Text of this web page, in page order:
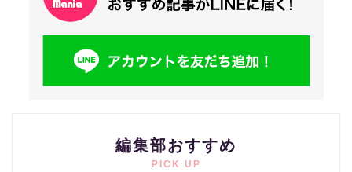
編集部おすすめ
PICK UP